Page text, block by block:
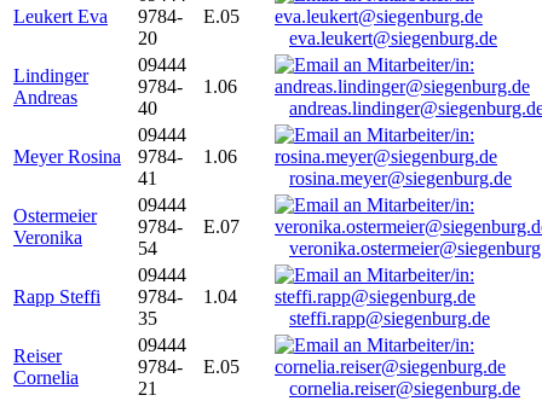
Leukert Eva
9784-
20
E.05
eva.leukert@siegenburg.de
Lindinger
Andreas
09444
9784-
40
1.06
Meyer Rosina
09444
9784-
41
1.06
rosina.meyer@siegenburg.de
Ostermeier
Veronika
09444
9784-
54
E.07
Rapp Steffi
09444
9784-
35
1.04
steffi.rapp@siegenburg.de
Reiser
Cornelia
09444
9784-
21
E.05
cornelia.reiser@siegenburg.de